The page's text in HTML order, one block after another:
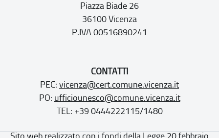
Piazza Biade 26
36100 Vicenza
P.IVA 00516890241
CONTATTI
PEC: vicenza@cert.comune.vicenza.it
PO: ufficiounesco@comune.vicenza.it
TEL: +39 0444222115/1480